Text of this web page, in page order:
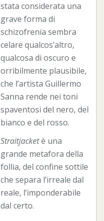
stata considerata una
grave forma di
schizofrenia sembra
celare qualcos’altro,
qualcosa di oscuro e
orribilmente plausibile,
che l’artista Guillermo
Sanna rende nei toni
spaventosi del nero, del
bianco e del rosso.
Straitjacketè una
grande metafora della
follia, del confine sottile
che separa l’irreale dal
reale, l’imponderabile
dal certo.